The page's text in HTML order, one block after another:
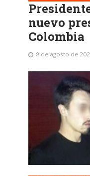
nuevo
Colombia
8 de agosto de